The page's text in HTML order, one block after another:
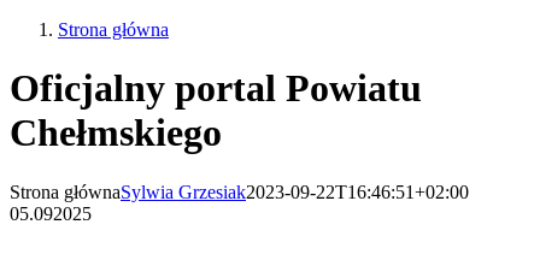
Strona główna
Oficjalny portal Powiatu
Chełmskiego
Strona głównaSylwia Grzesiak2023-09-22T16:46:51+02:00
05.092025